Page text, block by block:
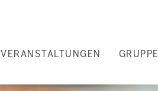
VERANSTALTUNGEN